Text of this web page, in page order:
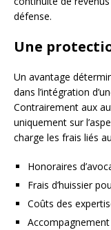
défense.
Une
Un avantage
dans l’intégration
Contrairement aux
uniquement sur
charge les frais liés
Honoraires
Frais d’huissier
Coûts des